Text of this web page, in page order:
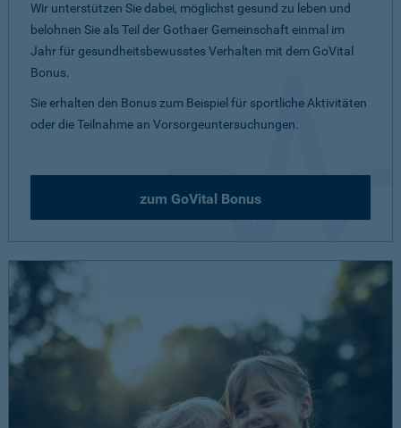
Wir unterstützen Sie dabei, möglichst gesund zu leben und
belohnen Sie als Teil der Gothaer Gemeinschaft einmal im
Jahr für gesundheitsbewusstes Verhalten mit dem GoVital
Bonus.
Sie erhalten den Bonus zum Beispiel für sportliche Aktivitäten
oder die Teilnahme an Vorsorgeuntersuchungen.
zum GoVital Bonus